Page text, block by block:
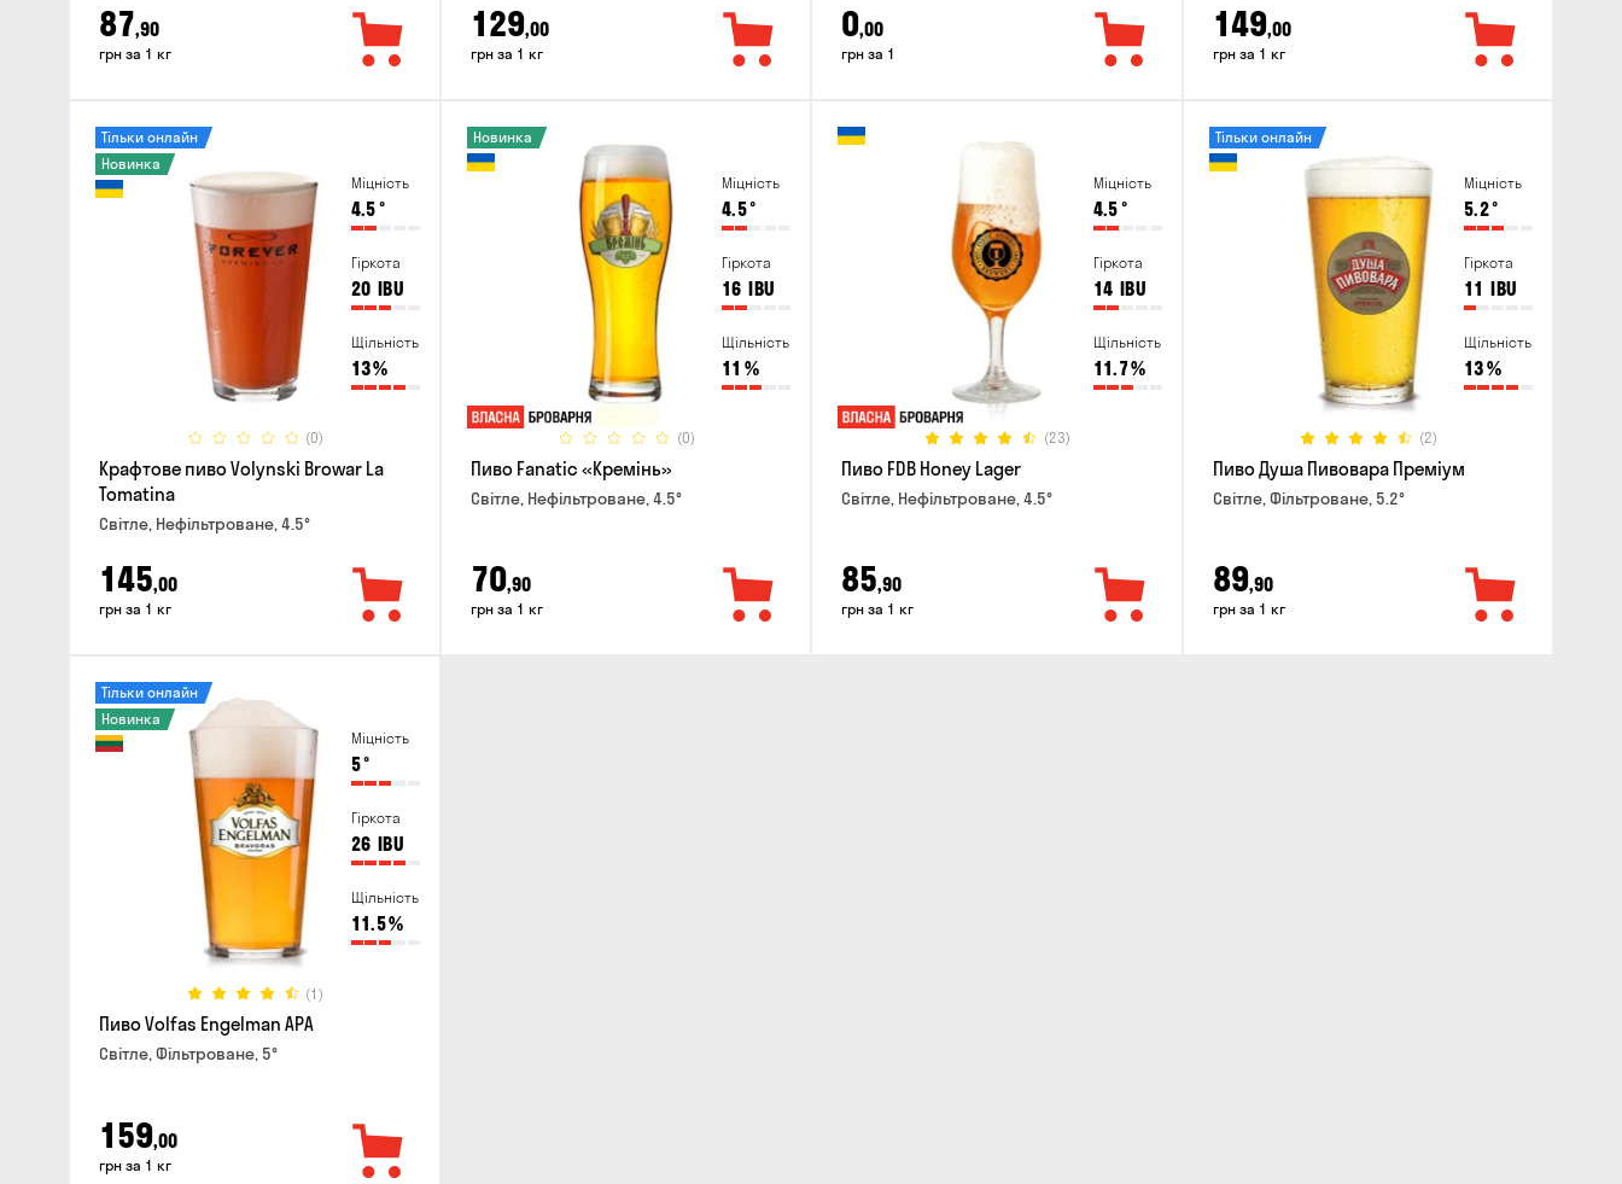
87,90
грн за 1 кг
129,00
грн за 1 кг
0,00
грн за 1
149,00
грн за 1 кг
Міцність
4.5°
Гіркота
20 IBU
Щільність
13%
(0)
Тільки онлайн
Новинка
Крафтове пиво Volynski Browar La
Tomatina
Світле, Нефільтроване, 4.5°
145,00
грн за 1 кг
Міцність
4.5°
Гіркота
16 IBU
Щільність
11 %
(0)
Новинка
Пиво Fanatic «Кремінь»
Світле, Нефільтроване, 4.5°
70,90
грн за 1 кг
Міцність
4.5°
Гіркота
14 IBU
Щільність
11.7%
(23)
Пиво FDB Honey Lager
Світле, Нефільтроване, 4.5°
85,90
грн за 1 кг
Міцність
5.2°
Гіркота
11 IBU
Щільність
13%
(2)
Тільки онлайн
Пиво Душа Пивовара Преміум
Світле, Фільтроване, 5.2°
89,90
грн за 1 кг
Міцність
5°
Гіркота
26 IBU
Щільність
11.5%
(1)
Тільки онлайн
Новинка
Пиво Volfas Engelman APA
Світле, Фільтроване, 5°
159,00
грн за 1 кг